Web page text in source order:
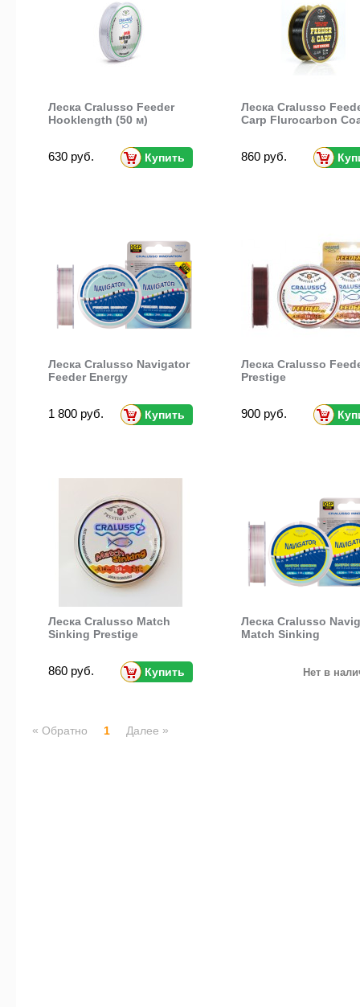
Леска Cralusso Feeder
Hooklength (50 м)
630 руб. Купить
Леска Cralusso
Carp Flurocarbon
860 руб.
Леска Cralusso Navigator
Feeder Energy
1 800 руб. Купить
Леска Cralusso
Prestige
900 руб.
Леска Cralusso Match
Sinking Prestige
860 руб. Купить
Леска Cralusso
Match Sinking
Нет в
« Обратно 1 Далее »